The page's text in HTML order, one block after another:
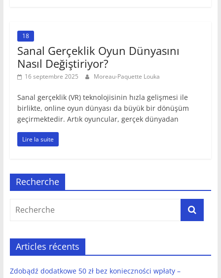
18
Sanal Gerçeklik Oyun Dünyasını
Nasıl Değiştiriyor?
16 septembre 2025 Moreau-Paquette Louka
Sanal gerçeklik (VR) teknolojisinin hızla gelişmesi ile
birlikte, online oyun dünyası da büyük bir dönüşüm
geçirmektedir. Artık oyuncular, gerçek dünyadan
Lire la suite
Recherche
Articles récents
Zdobądź dodatkowe 50 zł bez konieczności wpłaty –